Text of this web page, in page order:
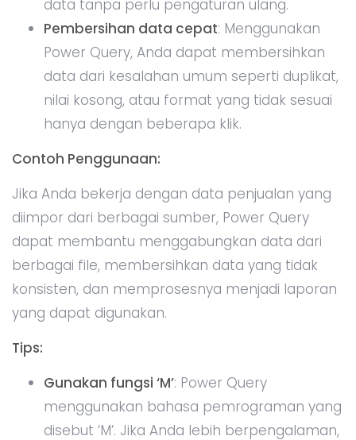
4. Integrasi dengan Power BI: Analisis Lanjutan
dan Visualisasi Data
Power BI
Jika Anda perlu melakukan analisis mendalam
atau menyajikan visualisasi yang lebih interaktif,